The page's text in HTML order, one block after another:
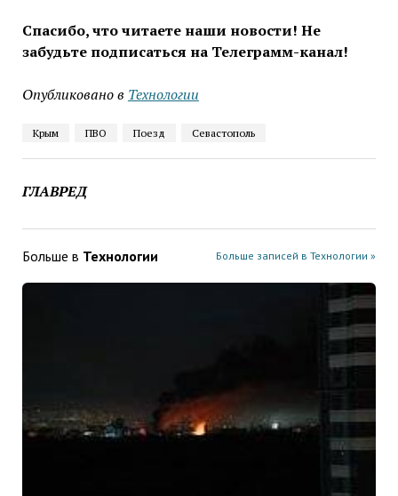
Спасибо, что читаете наши новости! Не
забудьте подписаться на Телеграмм-канал!
Опубликовано в Технологии
Крым ПВО Поезд Севастополь
ГЛАВРЕД
Больше в Технологии Больше записей в Технологии »